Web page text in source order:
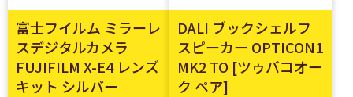
富士フイルム ミラーレ
スデジタルカメラ
FUJIFILM X-E4 レンズ
キット シルバー
DALI ブックシェルフ
スピーカー OPTICON1
MK2 TO [ツゥバコオー
ク ペア]